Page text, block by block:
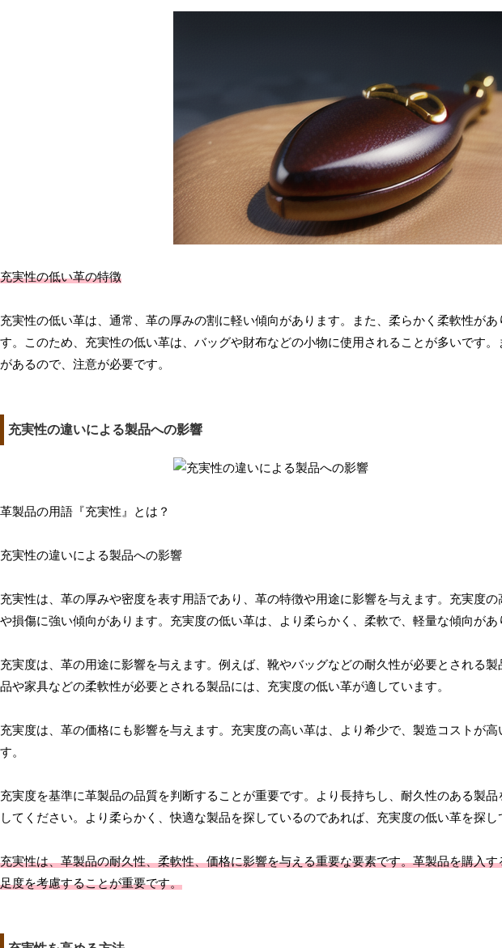
充実性の低い革の特徴
充実性の低い革は、通常、革の厚みの割に軽い傾向があります。また、柔らかく柔軟性が
す。このため、充実性の低い革は、バッグや財布などの小物に使用されることが多いです
があるので、注意が必要です。
充実性の違いによる製品への影響
革製品の用語『充実性』とは？
充実性の違いによる製品への影響
充実性は、革の厚みや密度を表す用語であり、革の特徴や用途に影響を与えます。充実度
や損傷に強い傾向があります。充実度の低い革は、より柔らかく、柔軟で、軽量な傾向があ
充実度は、革の用途に影響を与えます。例えば、靴やバッグなどの耐久性が必要とされる
品や家具などの柔軟性が必要とされる製品には、充実度の低い革が適しています。
充実度は、革の価格にも影響を与えます。充実度の高い革は、より希少で、製造コストが
す。
充実度を基準に革製品の品質を判断することが重要です。より長持ちし、耐久性のある製
してください。より柔らかく、快適な製品を探しているのであれば、充実度の低い革を探し
充実性は、革製品の耐久性、柔軟性、価格に影響を与える重要な要素です。革製品を購入す
足度を考慮することが重要です。